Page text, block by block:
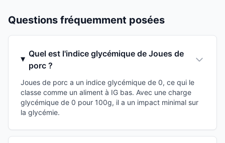
Questions fréquemment posées
Quel est l'indice glycémique de Joues de
porc ?
Joues de porc a un indice glycémique de 0, ce qui le
classe comme un aliment à IG bas. Avec une charge
glycémique de 0 pour 100g, il a un impact minimal sur
la glycémie.